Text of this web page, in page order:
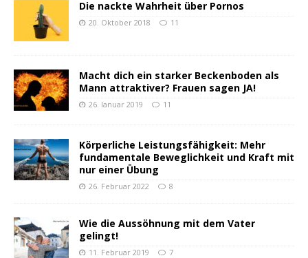
Die nackte Wahrheit über Pornos
20. Oktober 2018 11
Macht dich ein starker Beckenboden als
Mann attraktiver? Frauen sagen JA!
26. Januar 2019 11
Körperliche Leistungsfähigkeit: Mehr
fundamentale Beweglichkeit und Kraft mit
nur einer Übung
26. Februar 2022 8
Wie die Aussöhnung mit dem Vater
gelingt!
11. Februar 2019 7